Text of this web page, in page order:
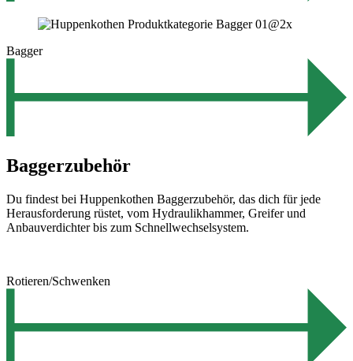
Bagger
Baggerzubehör
Du findest bei Huppenkothen Baggerzubehör, das dich für jede
Herausforderung rüstet, vom Hydraulikhammer, Greifer und
Anbauverdichter bis zum Schnellwechselsystem.
Rotieren/Schwenken